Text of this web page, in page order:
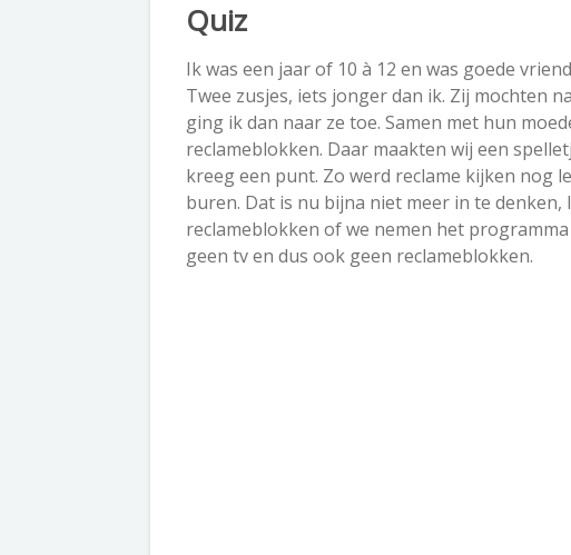
Quiz
Ik was een jaar of 10 à 12 en was goede
Twee zusjes, iets jonger dan ik. Zij mochten
ging ik dan naar ze toe. Samen met hun
reclameblokken. Daar maakten wij een
kreeg een punt. Zo werd reclame kijken nog
buren. Dat is nu bijna niet meer in te
reclameblokken of we nemen het
geen tv en dus ook geen reclameblokken.